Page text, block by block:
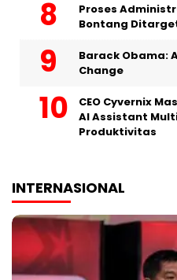
Proses
Bontang
Barack Obama:
Change
CEO Cyvernix
AI Assistant
Produktivitas
INTERNASIONAL